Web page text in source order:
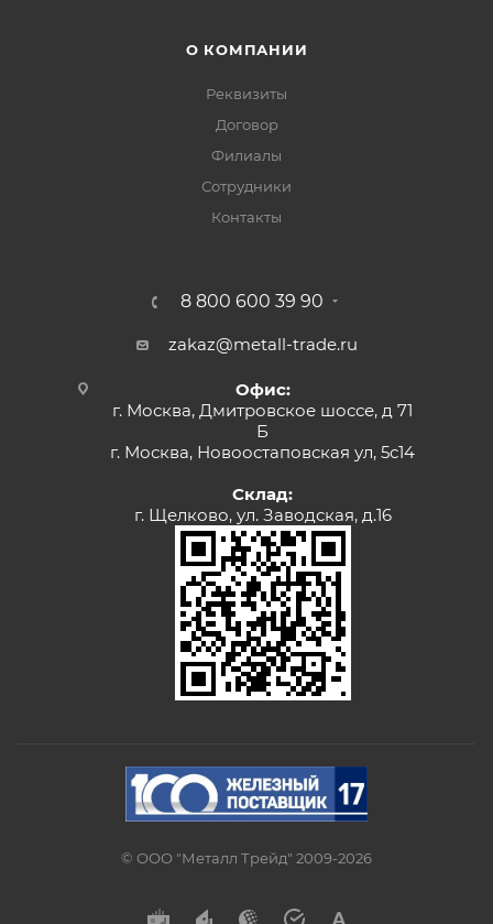
О КОМПАНИИ
Реквизиты
Договор
Филиалы
Сотрудники
Контакты
8 800 600 39 90
zakaz@metall-trade.ru
Офис:
г. Москва, Дмитровское шоссе, д 71
Б
г. Москва, Новоостаповская ул, 5с14
Склад:
г. Щелково, ул. Заводская, д.16
© ООО "Металл Трейд" 2009-2026